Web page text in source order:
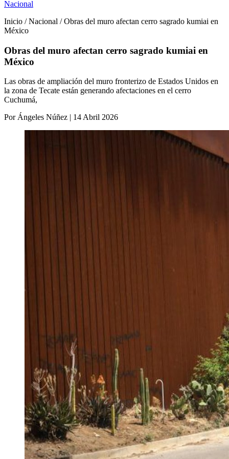
Nacional
Inicio / Nacional / Obras del muro afectan cerro sagrado kumiai en
México
Obras del muro afectan cerro sagrado kumiai en
México
Las obras de ampliación del muro fronterizo de Estados Unidos en
la zona de Tecate están generando afectaciones en el cerro
Cuchumá,
Por Ángeles Núñez | 14 Abril 2026